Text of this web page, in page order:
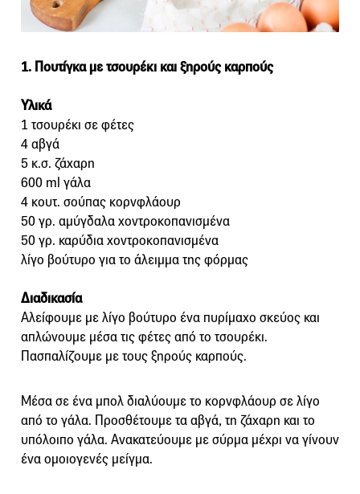
1. Πουτίγκα με τσουρέκι και ξηρούς καρπούς
Υλικά
1 τσουρέκι σε φέτες
4 αβγά
5 κ.σ. ζάχαρη
600 ml γάλα
4 κουτ. σούπας κορνφλάουρ
50 γρ. αμύγδαλα χοντροκοπανισμένα
50 γρ. καρύδια χοντροκοπανισμένα
λίγο βούτυρο για το άλειμμα της φόρμας
Διαδικασία
Αλείφουμε με λίγο βούτυρο ένα πυρίμαχο σκεύος και
απλώνουμε μέσα τις φέτες από το τσουρέκι.
Πασπαλίζουμε με τους ξηρούς καρπούς.
Μέσα σε ένα μπολ διαλύουμε το κορνφλάουρ σε λίγο
από το γάλα. Προσθέτουμε τα αβγά, τη ζάχαρη και το
υπόλοιπο γάλα. Ανακατεύουμε με σύρμα μέχρι να γίνουν
ένα ομοιογενές μείγμα.